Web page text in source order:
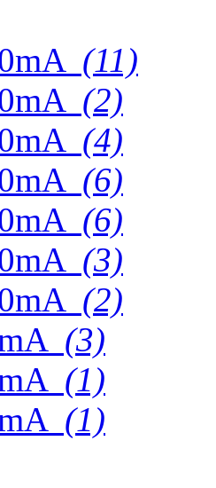
(11)
(2)
(4)
(6)
(6)
(3)
(2)
(3)
(1)
(1)